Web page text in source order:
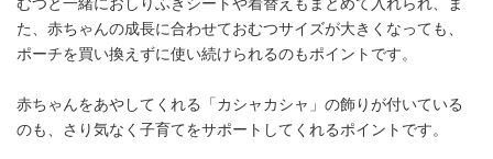
た、赤ちゃんの成長に合わせておむつサイズが大きくなっても、
ポーチを買い換えずに使い続けられるのもポイントです。
赤ちゃんをあやしてくれる「カシャカシャ」の飾りが付いている
のも、さり気なく子育てをサポートしてくれるポイントです。